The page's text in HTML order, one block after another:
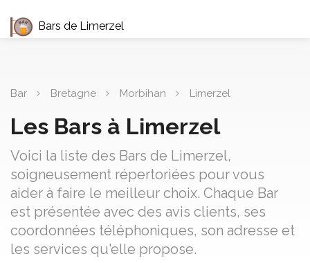
Bars de Limerzel
Bar Bretagne Morbihan Limerzel
Les Bars à Limerzel
Voici la liste des Bars de Limerzel,
soigneusement répertoriées pour vous
aider à faire le meilleur choix. Chaque Bar
est présentée avec des avis clients, ses
coordonnées téléphoniques, son adresse et
les services qu'elle propose.